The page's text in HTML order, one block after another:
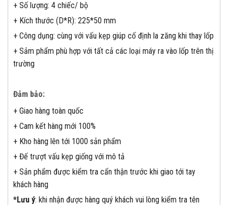
+ Số lượng: 4 chiếc/ bộ
+ Kích thước (D*R): 225*50 mm
+ Công dụng: cùng với vấu kẹp giúp cố định la zăng khi thay lốp
+ Sảm phẩm phù hợp với tất cả các loại máy ra vào lốp trên thị
trường
Đảm bảo:
+ Giao hàng toàn quốc
+ Cam kết hàng mới 100%
+ Kho hàng lên tới 1000 sản phẩm
+ Đế trượt vấu kẹp giống với mô tả
+ Sản phẩm được kiểm tra cẩn thận trước khi giao tới tay
khách hàng
*Lưu ý: khi nhận được hàng quý khách vui lòng kiểm tra tên